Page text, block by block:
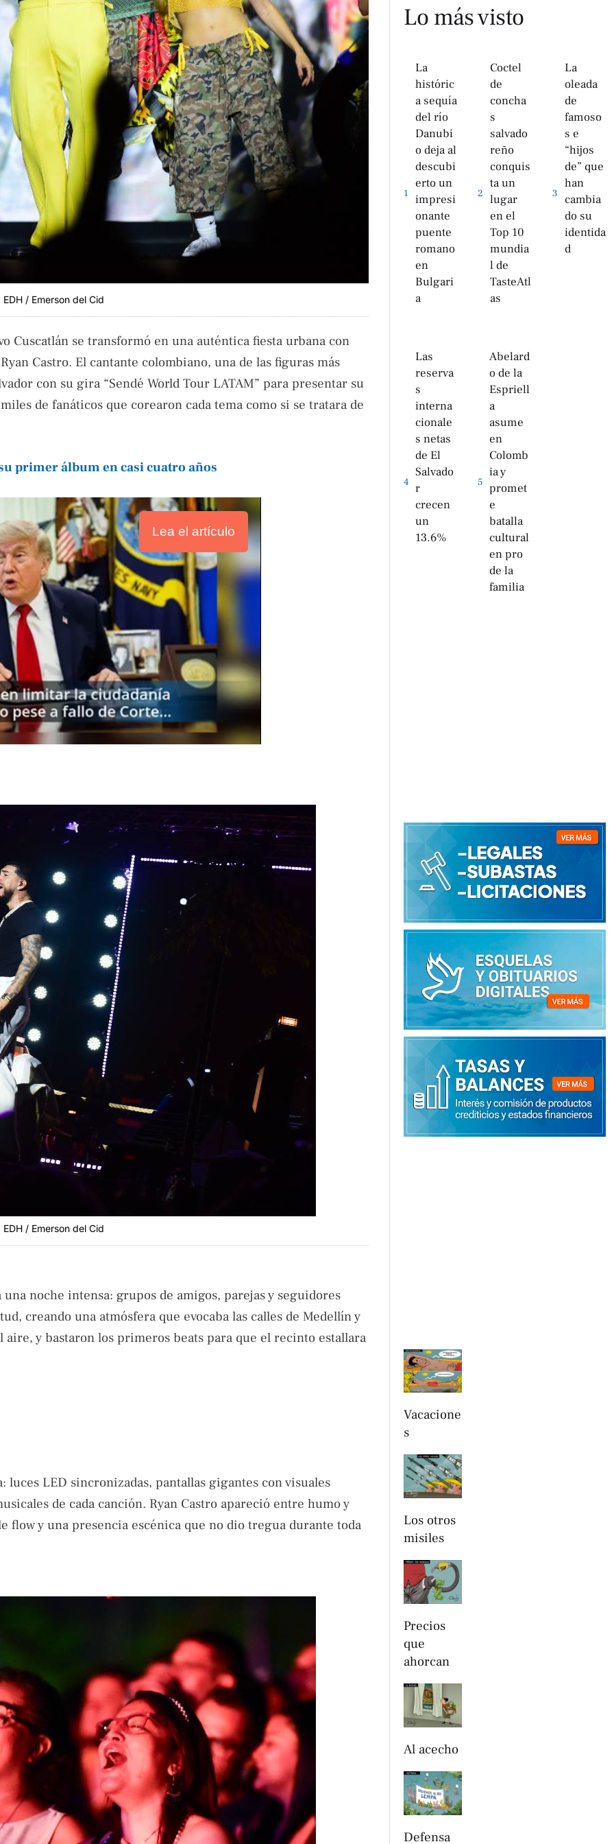
EDH / Emerson del Cid
Cuscatlán se transformó en una auténtica fiesta urbana con
Castro. El cantante colombiano, una de las figuras más
con su gira “Sendé World Tour LATAM” para presentar su
de fanáticos que corearon cada tema como si se tratara de
primer álbum en casi cuatro años
Lea el artículo
EDH / Emerson del Cid
noche intensa: grupos de amigos, parejas y seguidores
creando una atmósfera que evocaba las calles de Medellín y
aire, y bastaron los primeros beats para que el recinto estallara
luces LED sincronizadas, pantallas gigantes con visuales
de cada canción. Ryan Castro apareció entre humo y
y una presencia escénica que no dio tregua durante toda
Lo más visto
1
La
históric
a sequía
del río
Danubi
o deja al
descubi
erto un
impresi
onante
puente
romano
en
Bulgari
a
2
Coctel
de
concha
s
salvado
reño
conquis
ta un
lugar
en el
Top 10
mundia
l de
TasteAtl
as
3
La
oleada
de
famoso
s e
“hijos
de” que
han
cambia
do su
identida
d
4
Las
reserva
s
interna
cionale
s netas
de El
Salvado
r
crecen
un
13.6%
5
Abelard
o de la
Espriell
a
asume
en
Colomb
ia y
promet
e
batalla
cultural
en pro
de la
familia
Vacacione
s
Los otros
misiles
Precios
que
ahorcan
Al acecho
Defensa